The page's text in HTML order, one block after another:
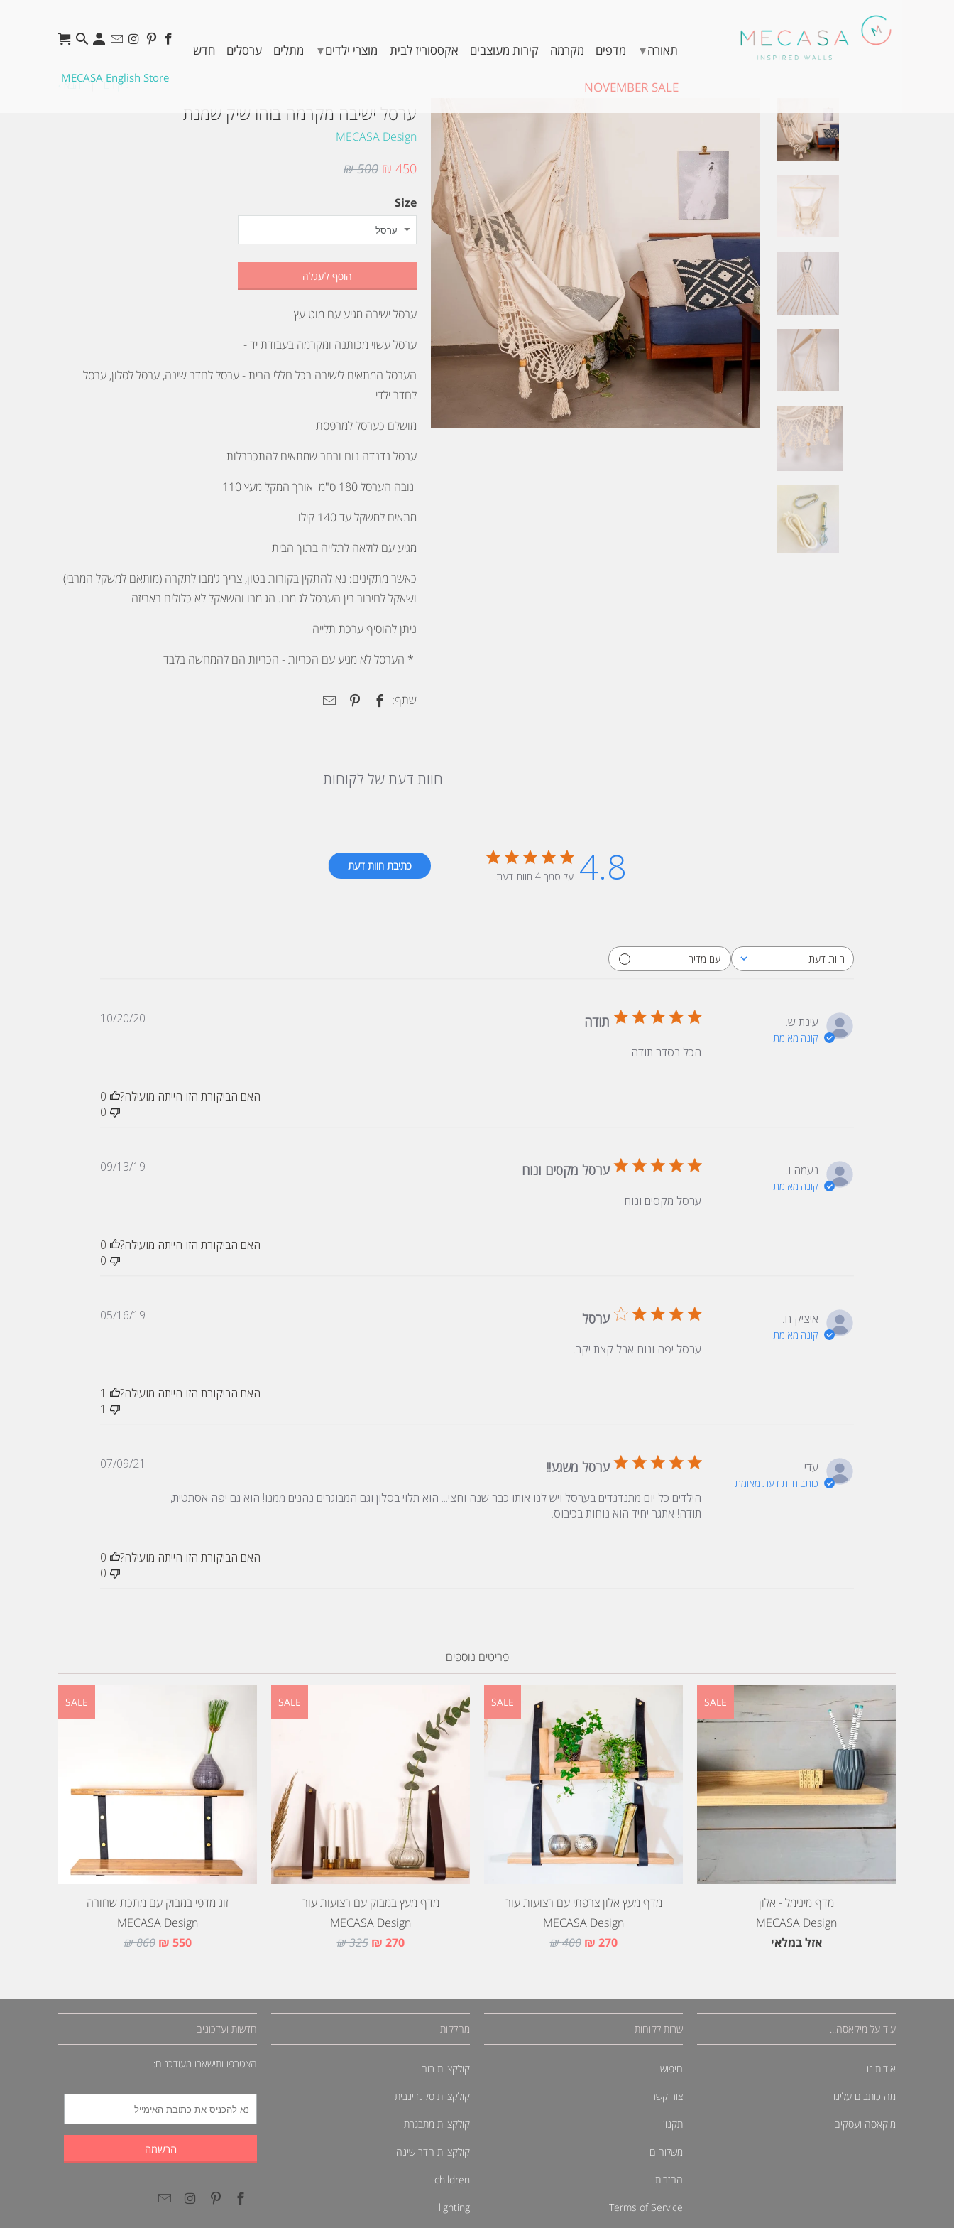
תאורה▾ מדפים מקרמה קירות מעוצבים אקססוריז לבית מוצרי ילדים▾ מתלים ערסלים חדש
NOVEMBER SALE
MECASA English Store
‹ קודם |הבא ›
ערסל ישיבה מקרמה בוהו שיק שמנת
MECASA Design
450 ₪
500 ₪
Size
הוסף לעגלה
ערסל ישיבה מגיע עם מוט עץ
ערסל עשוי מכותנה ומקרמה בעבודת יד -
הערסל המתאים לישיבה בכל חללי הבית - ערסל לחדר שינה, ערסל לסלון, ערסל
לחדר ילדי
מושלם כערסל למרפסת
ערסל נדנדה נוח ורחב שמתאים להתכרבלות
גובה הערסל 180 ס"מ אורך המקל מעץ 110
מתאים למשקל עד 140 קילו
מגיע עם לולאה לתלייה בתוך הבית
כאשר מתקינים: נא להתקין בקורות בטון, צריך ג'מבו לתקרה (מותאם למשקל המרבי)
ושאקל לחיבור בין הערסל לג'מבו. הג'מבו והשאקל לא כלולים באריזה
ניתן להוסיף ערכת תלייה
* הערסל לא מגיע עם הכריות - הכריות הם להמחשה בלבד
שתף:
חוות דעת של לקוחות
4.8 על סמך 4 חוות דעת
כתיבת חוות דעת
חוות דעת
כל חוות הדעת עם מדיה
עינת ש.
קונה מאומת
תודה
הכל בסדר תודה
10/20/20
האם הביקורת הזו הייתה מועילה?
0
0
נעמה ו.
קונה מאומת
ערסל מקסים ונוח
ערסל מקסים ונוח
09/13/19
האם הביקורת הזו הייתה מועילה?
0
0
איציק ח.
קונה מאומת
ערסל
ערסל יפה ונוח אבל קצת יקר.
05/16/19
האם הביקורת הזו הייתה מועילה?
1
1
עדי
כותב חוות דעת מאומת
ערסל משגע!!
הילדים כל יום מתנדנדים בערסל ויש לנו אותו כבר שנה וחצי... הוא תלוי בסלון וגם המבוגרים נהנים ממנו! הוא גם יפה אסתטית,
תודה! אתגר יחיד הוא נוחות בכיבוס.
07/09/21
האם הביקורת הזו הייתה מועילה?
0
0
פריטים נוספים
זוג מדפי במבוק עם מתכת שחורה
MECASA Design
550 ₪
860 ₪
SALE
מדף מעץ במבוק עם רצועות עור
MECASA Design
270 ₪
325 ₪
SALE
מדף מעץ אלון צרפתי עם רצועות עור
MECASA Design
270 ₪
400 ₪
SALE
מדף מינימל - אלון
MECASA Design
אזל במלאי
SALE
חדשות ועדכונים
הצטרפו ותישארו מעודכנים:
מחלקות
קולקציית בוהו
קולקציית סקנדינבית
קולקציית מתבגרת
קולקציית חדר שינה
children
lighting
שרות לקוחות
חיפוש
צור קשר
תקנון
משלוחים
החזרות
Terms of Service
עוד על מיקאסה...
אודותינו
מה כותבים עלינו
מיקאסה ועסקים